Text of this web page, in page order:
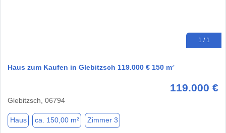
1 / 1
Haus zum Kaufen in Glebitzsch 119.000 € 150 m²
119.000 €
Glebitzsch, 06794
Haus ca. 150,00 m² Zimmer 3